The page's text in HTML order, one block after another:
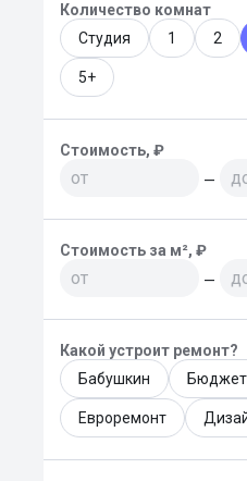
Количество комнат
Студия
1 2
5+
Стоимость, ₽
—
Стоимость за м², ₽
—
Какой устроит ремонт?
Бабушкин
Евроремонт